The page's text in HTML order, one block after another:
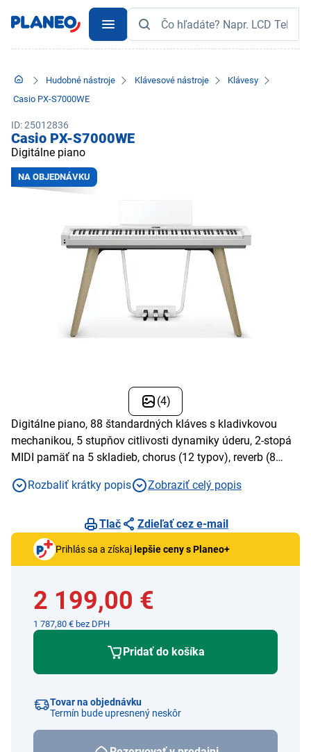
Hudobné nástroje Klávesové nástroje
Klávesy
Casio PX-S7000WE
ID: 25012836
Casio PX-S7000WE
Digitálne piano
NA OBJEDNÁVKU
(4)
Digitálne piano, 88 štandardných kláves s kladivkovou
mechanikou, 5 stupňov citlivosti dynamiky úderu, 2-stopá
MIDI pamäť na 5 skladieb, chorus (12 typov), reverb (8
Rozbaliť krátky popis
Zobraziť celý popis
Tlač Zdieľať cez e-mail
Prihlás sa a získaj lepšie ceny s Planeo+
2 199,00 €
1 787,80 € bez DPH
Pridať do košíka
Tovar na objednávku
Termín bude upresnený neskôr